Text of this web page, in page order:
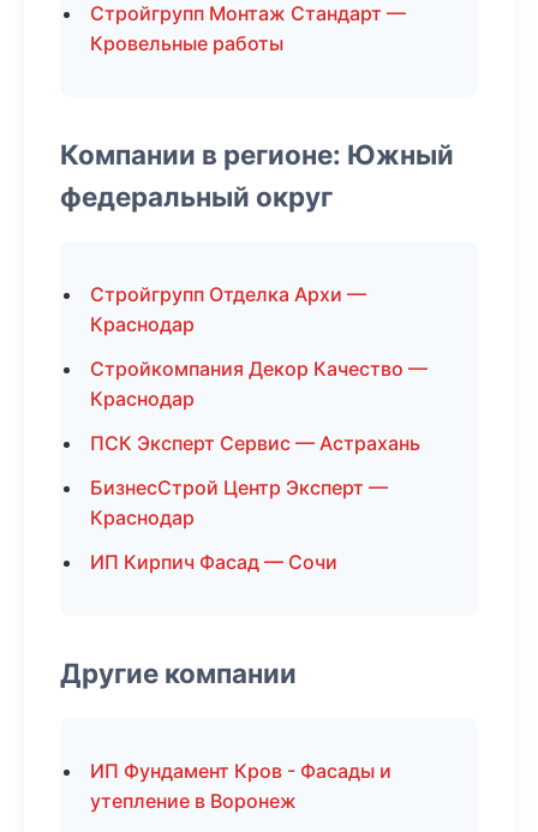
Стройгрупп Монтаж Стандарт —
Кровельные работы
Компании в регионе: Южный
федеральный округ
Стройгрупп Отделка Архи —
Краснодар
Стройкомпания Декор Качество —
Краснодар
ПСК Эксперт Сервис — Астрахань
БизнесСтрой Центр Эксперт —
Краснодар
ИП Кирпич Фасад — Сочи
Другие компании
ИП Фундамент Кров - Фасады и
утепление в Воронеж